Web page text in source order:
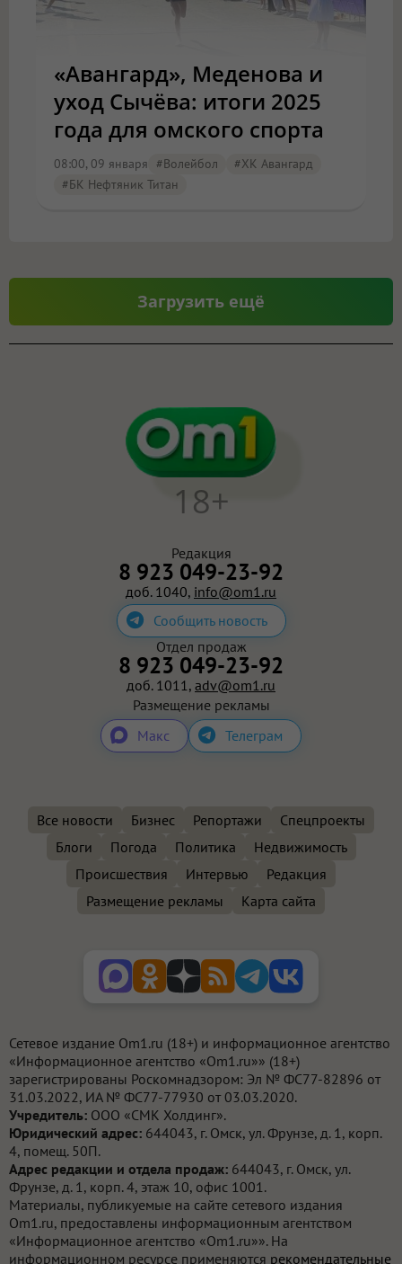
«Авангард», Меденова и
уход Сычёва: итоги 2025
года для омского спорта
08:00, 09 января #волейбол
#ХК Авангард
#БК Нефтяник Титан
Загрузить ещё
Редакция
8 923 049-23-92
доб. 1040, info@om1.ru
Сообщить новость
18+
Отдел продаж
8 923 049-23-92
доб. 1011, adv@om1.ru
Размещение рекламы
Макс
Телеграм
Все новости Бизнес Репортажи
Спецпроекты
Блоги
Погода Политика
Недвижимость
Происшествия
Интервью
Редакция
Размещение рекламы
Карта сайта
Сетевое издание Om1.ru (18+) и информационное агентство
«Информационное агентство «Om1.ru»» (18+)
зарегистрированы Роскомнадзором: Эл № ФС77-82896 от
31.03.2022, ИА № ФС77-77930 от 03.03.2020.
Учредитель: ООО «СМК Холдинг».
Юридический адрес: 644043, г. Омск, ул. Фрунзе, д. 1, корп.
4, помещ. 50П.
Адрес редакции и отдела продаж: 644043, г. Омск, ул.
Фрунзе, д. 1, корп. 4, этаж 10, офис 1001.
Материалы, публикуемые на сайте сетевого издания
Om1.ru, предоставлены информационным агентством
«Информационное агентство «Om1.ru»». На
информационном ресурсе применяются рекомендательные